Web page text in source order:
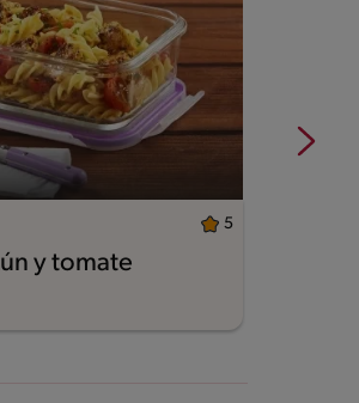
5
y tomate